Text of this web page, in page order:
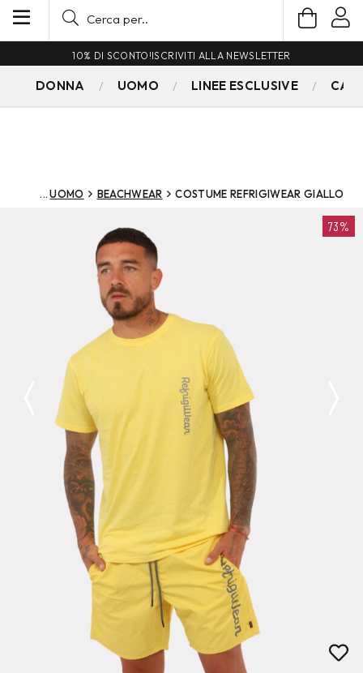
10% DI SCONTO!ISCRIVITI ALLA NEWSLETTER
DONNA UOMO LINEE ESCLUSIVE
UOMO BEACHWEAR COSTUME REFRIGIWEAR GIALLO
73%